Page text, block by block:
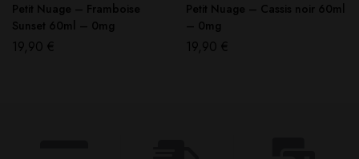
Petit Nuage – Framboise
Sunset 60ml – 0mg
19,90 €
Petit Nuage – Cassis noir 60ml
– 0mg
19,90 €